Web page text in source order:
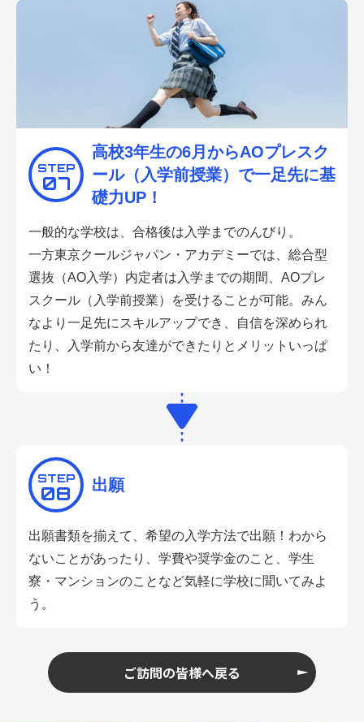
STEP
07
高校3年生の6月からAOプレスク
ール（入学前授業）で一足先に基
礎力UP！
一般的な学校は、合格後は入学までのんびり。
一方東京クールジャパン・アカデミーでは、総合型
選抜（AO入学）内定者は入学までの期間、AOプレ
スクール（入学前授業）を受けることが可能。みん
なより一足先にスキルアップでき、自信を深められ
たり、入学前から友達ができたりとメリットいっぱ
い！
STEP
08 出願
出願書類を揃えて、希望の入学方法で出願！わから
ないことがあったり、学費や奨学金のこと、学生
寮・マンションのことなど気軽に学校に聞いてみよ
う。
ご訪問の皆様へ戻る